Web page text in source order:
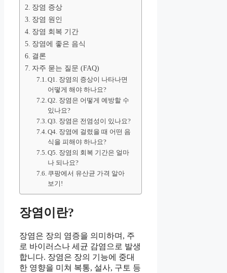
장염 증상
장염 원인
장염 회복 기간
장염에 좋은 음식
결론
자주 묻는 질문 (FAQ)
Q1. 장염의 증상이 나타나면
어떻게 해야 하나요?
Q2. 장염은 어떻게 예방할 수
있나요?
Q3. 장염은 전염성이 있나요?
Q4. 장염에 걸렸을 때 어떤 음
식을 피해야 하나요?
Q5. 장염의 회복 기간은 얼마
나 되나요?
쿠팡에서 유산균 가격 알아
보기!
장염이란?
장염은 장의 염증을 의미하며, 주
로 바이러스나 세균 감염으로 발생
합니다. 장염은 장의 기능에 중대
한 영향을 미쳐 복통, 설사, 구토 등